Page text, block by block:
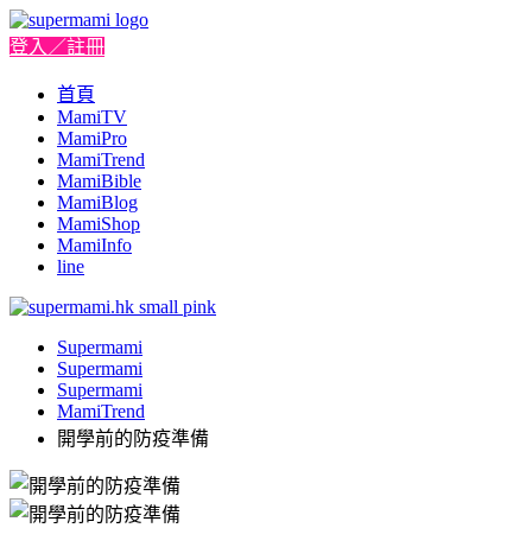
登入／註冊
首頁
MamiTV
MamiPro
MamiTrend
MamiBible
MamiBlog
MamiShop
MamiInfo
line
Supermami
Supermami
Supermami
MamiTrend
開學前的防疫準備